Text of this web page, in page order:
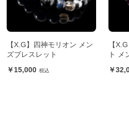
【X.G】四神モリオン メン
ズブレスレット
15,000
【
ト メ